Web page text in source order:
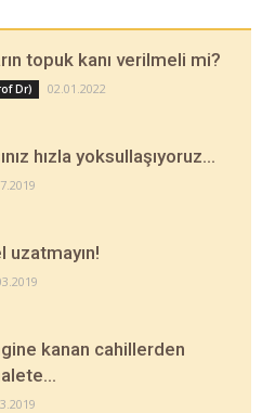
topuk kanı verilmeli mi?
Dr) 02.01.2022
hızla yoksullaşıyoruz…
uzatmayın!
kanan cahillerden